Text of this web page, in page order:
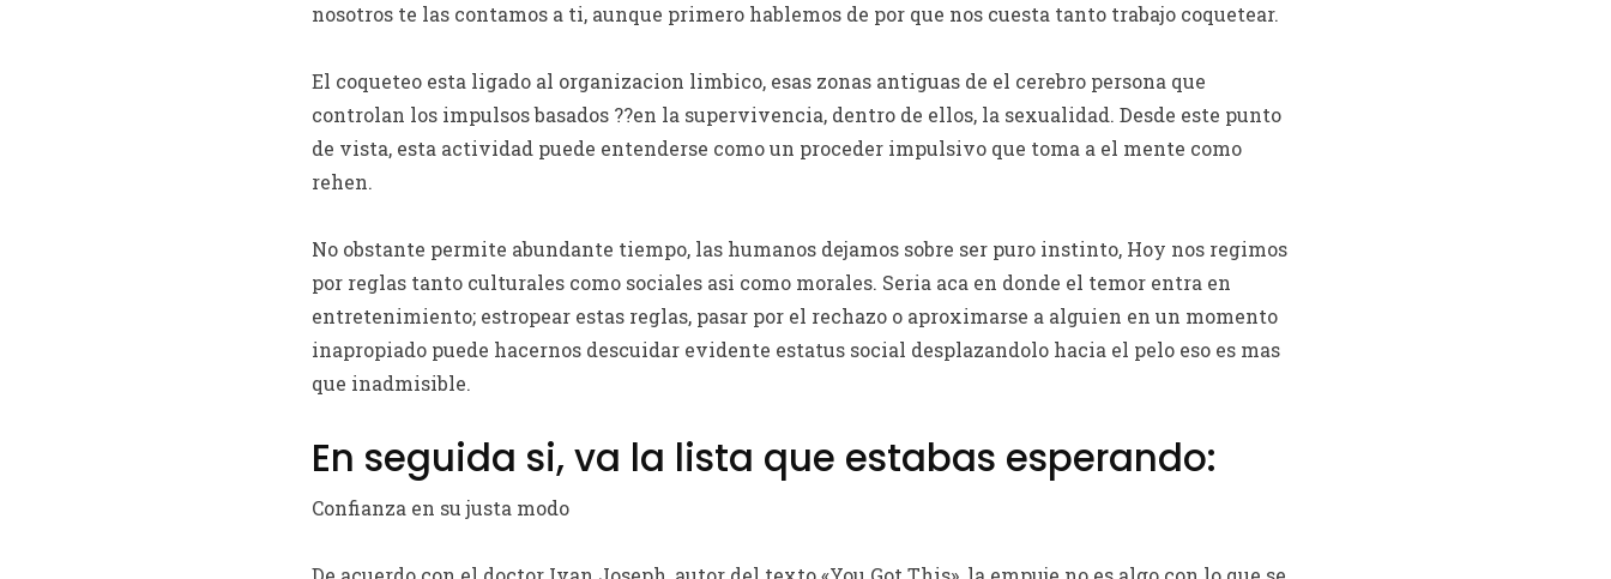
nosotros te las contamos a ti, aunque primero hablemos de por que nos cuesta tanto trabajo coquetear.
El coqueteo esta ligado al organizacion limbico, esas zonas antiguas de el cerebro persona que
controlan los impulsos basados ??en la supervivencia, dentro de ellos, la sexualidad. Desde este punto
de vista, esta actividad puede entenderse como un proceder impulsivo que toma a el mente como
rehen.
No obstante permite abundante tiempo, las humanos dejamos sobre ser puro instinto, Hoy nos regimos
por reglas tanto culturales como sociales asi­ como morales. Seri­a aca en donde el temor entra en
entretenimiento; estropear estas reglas, pasar por el rechazo o aproximarse a alguien en un momento
inapropiado puede hacernos descuidar evidente estatus social desplazandolo hacia el pelo eso es mas
que inadmisible.
En seguida si, va la lista que estabas esperando:
Confianza en su justa modo